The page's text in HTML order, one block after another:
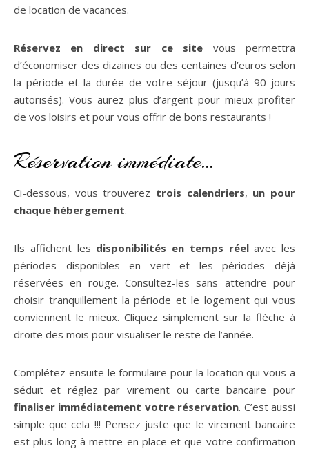
de location de vacances.
Réservez en direct sur ce site vous permettra
d’économiser des dizaines ou des centaines d’euros selon
la période et la durée de votre séjour (jusqu’à 90 jours
autorisés). Vous aurez plus d’argent pour mieux profiter
de vos loisirs et pour vous offrir de bons restaurants !
Réservation immédiate…
Ci-dessous, vous trouverez trois calendriers, un pour
chaque hébergement.
Ils affichent les disponibilités en temps réelavec les
périodes disponibles en vert et les périodes déjà
réservées en rouge. Consultez-les sans attendre pour
choisir tranquillement la période et le logement qui vous
conviennent le mieux. Cliquez simplement sur la flèche à
droite des mois pour visualiser le reste de l’année.
Complétez ensuite le formulaire pour la location qui vous a
séduit et réglez par virement ou carte bancaire pour
finaliser immédiatement votre réservation. C’est aussi
simple que cela !!! Pensez juste que le virement bancaire
est plus long à mettre en place et que votre confirmation